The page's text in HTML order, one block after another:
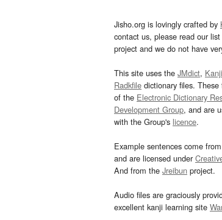
Jisho.org is lovingly crafted by
contact us, please read our
project and we do not have
This site uses the JMdict,
Radkfile dictionary files.
of the Electronic Dictionary
Development Group, and are
with the Group's licence.
Example sentences come
and are licensed under
And from the Jreibun project.
Audio files are graciously
excellent kanji learning site